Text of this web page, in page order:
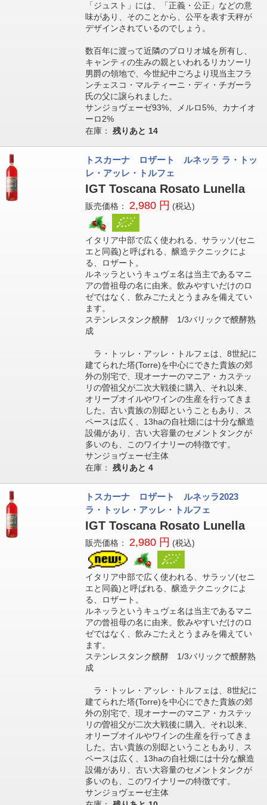
「ジュスト」には、「正義・公正」などの意
味があり、そのことから、公平を表す天秤が
デザインされているのでしょう。
数百年に渡って近隣のブロリオ城を所有し、
キャンティの生みの親といわれるリカソーリ
男爵の領地で、今世紀中ごろより現当主フラ
ンチェスコ・マルティーニ・ディ・チガーラ
氏の父に譲られました。
サンジョヴェーゼ93%、メルロ5%、カナイオ
ーロ2%
在庫： 残りあと 14
トスカーナ ロザート ルネッラ ラ・トッ
レ・アッレ・トルフェ
IGT Toscana Rosato Lunella
販売価格： 2,980 円 (税込)
イタリア中部で広く使われる、サラッソ(セニ
エと同義)と呼ばれる、醸造テクニックによ
る、ロザート。
ルネッラというキュヴェ名は当主であるマニ
アの曾祖母の名に由来。飲みやすいだけのロ
ゼではなく、飲みごたえとうまみを備えてい
ます。
ステンレスタンク醗酵 1/3バリックで醗酵熟
成
ラ・トッレ・アッレ・トルフェは、8世紀に
建てられた塔(Torre)を中心にできた貴族の郊
外の別宅で、現オーナーのマニア・カステッ
リの曽祖父が二次大戦後に購入、それ以来、
オリーブオイルやワインの生産を行ってきま
した。古い貴族の別邸ということもあり、ス
ペースは広く、13haの自社畑には十分な醸造
設備があり、古い大容量のセメントタンクが
多いのも、このワイナリーの特徴です。
サンジョヴェーゼ主体
在庫： 残りあと 4
トスカーナ ロザート ルネッラ2023
ラ・トッレ・アッレ・トルフェ
IGT Toscana Rosato Lunella
販売価格： 2,980 円 (税込)
イタリア中部で広く使われる、サラッソ(セニ
エと同義)と呼ばれる、醸造テクニックによ
る、ロザート。
ルネッラというキュヴェ名は当主であるマニ
アの曾祖母の名に由来。飲みやすいだけのロ
ゼではなく、飲みごたえとうまみを備えてい
ます。
ステンレスタンク醗酵 1/3バリックで醗酵熟
成
ラ・トッレ・アッレ・トルフェは、8世紀に
建てられた塔(Torre)を中心にできた貴族の郊
外の別宅で、現オーナーのマニア・カステッ
リの曽祖父が二次大戦後に購入、それ以来、
オリーブオイルやワインの生産を行ってきま
した。古い貴族の別邸ということもあり、ス
ペースは広く、13haの自社畑には十分な醸造
設備があり、古い大容量のセメントタンクが
多いのも、このワイナリーの特徴です。
サンジョヴェーゼ主体